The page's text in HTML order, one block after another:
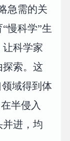
急需的关
慢科学”生
让科学家
探索。这
域得到体
半侵入
进，均